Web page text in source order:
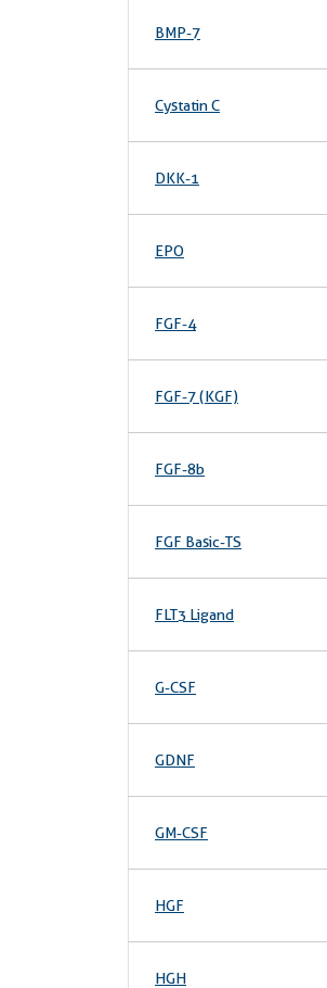
BMP-7
Cystatin C
DKK-1
EPO
FGF-4
FGF-7 (KGF)
FGF-8b
FGF Basic-TS
FLT3 Ligand
G-CSF
GDNF
GM-CSF
HGF
HGH